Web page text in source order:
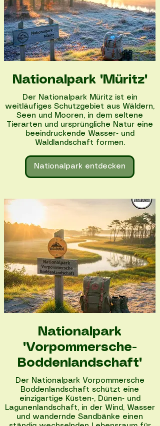
Nationalpark "Müritz"
Der Nationalpark Müritz ist ein
weitläufiges Schutzgebiet aus Wäldern,
Seen und Mooren, in dem seltene
Tierarten und ursprüngliche Natur eine
beeindruckende Wasser‑ und
Waldlandschaft formen.
Nationalpark entdecken
Nationalpark
"Vorpommersche-
Boddenlandschaft"
Der Nationalpark Vorpommersche
Boddenlandschaft schützt eine
einzigartige Küsten‑, Dünen‑ und
Lagunenlandschaft, in der Wind, Wasser
und wandernde Sandbänke einen